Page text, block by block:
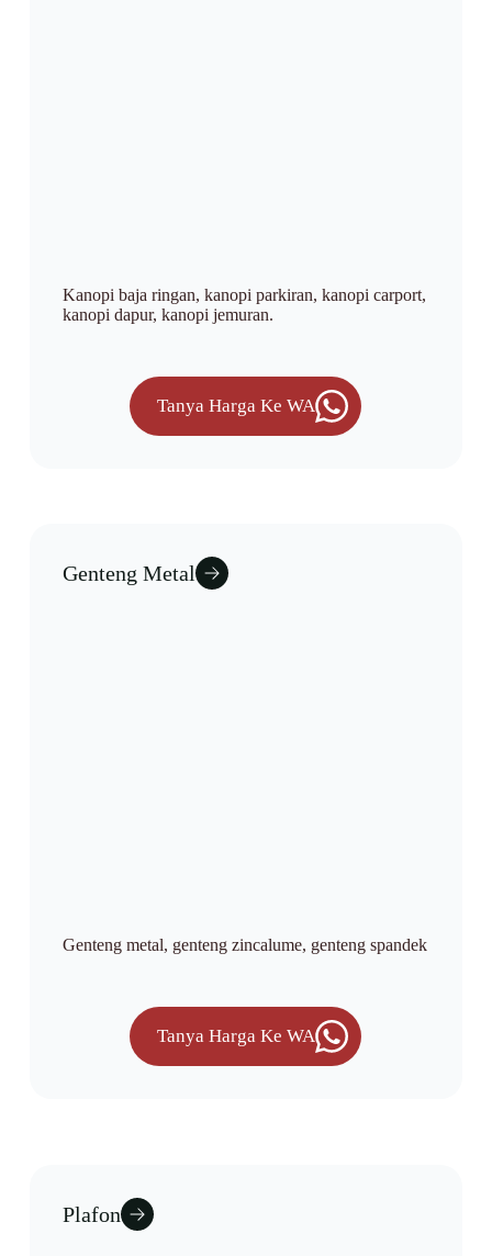
Kanopi baja ringan, kanopi parkiran, kanopi carport,
kanopi dapur, kanopi jemuran.
Tanya Harga Ke WA
Genteng Metal
Genteng metal, genteng zincalume, genteng spandek
Tanya Harga Ke WA
Plafon